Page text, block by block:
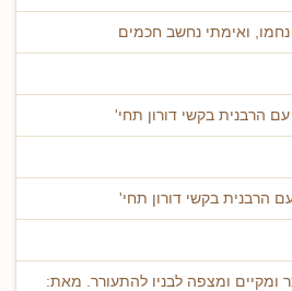
ואימתי נחשב חכמים
הרבנית בקשי דורון תחי'
הרבנית בקשי דורון תחי'
ומקיים ומצפה לבניו להתעורר. מאת: